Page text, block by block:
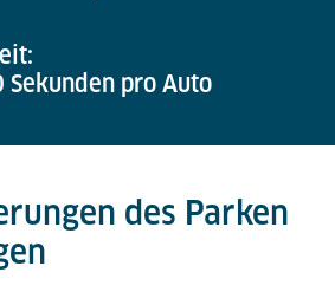
Sekunden pro Auto
des Parken